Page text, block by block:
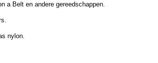
a Belt en andere gereedschappen.
nylon.